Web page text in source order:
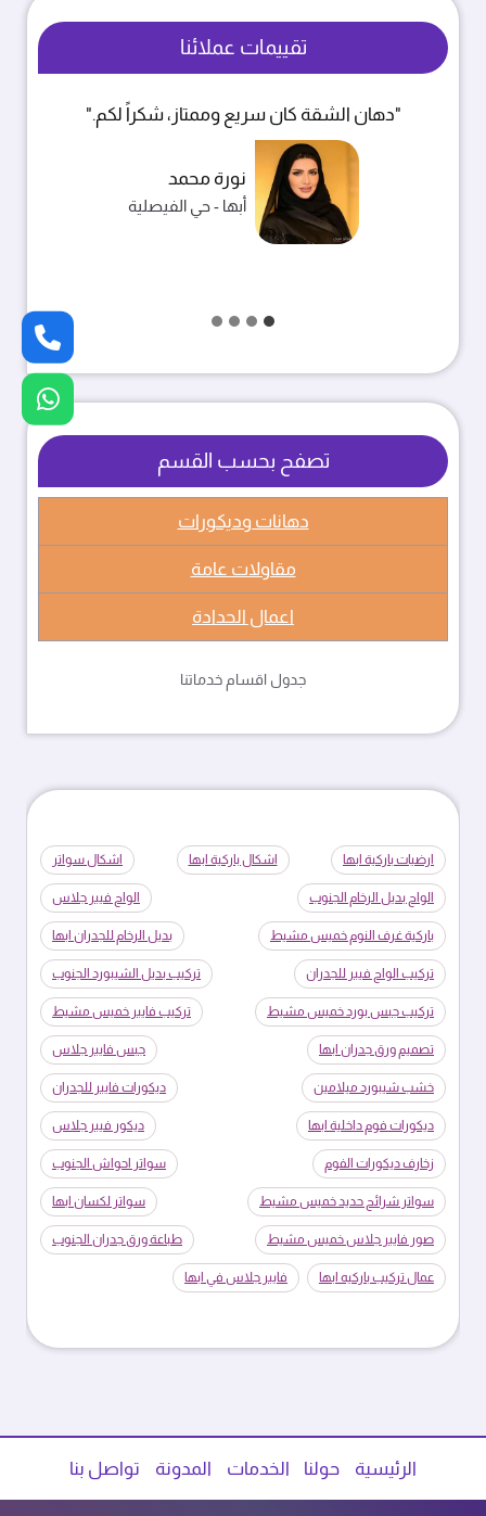
تقييمات عملائنا
"الشغل نظيف والأسعار مناسبة، انصح فيهم."
خالد بن فهد
خميس مشيط - حي الربوة
تصفح بحسب القسم
دهانات وديكورات
مقاولات عامة
اعمال الحدادة
جدول اقسام خدماتنا
ارضيات باركية ابها اشكال باركية ابها اشكال سواتر
الواح بديل الرخام الجنوب الواح فيبر جلاس
باركية غرف النوم خميس مشيط بديل الرخام للجدران ابها
تركيب الواح فيبر للجدران تركيب بديل الشيبورد الجنوب
تركيب جبس بورد خميس مشيط تركيب فايبر خميس مشيط
تصميم ورق جدران ابها جبس فايبر جلاس
خشب شيبورد ميلامين ديكورات فايبر للجدران
ديكورات فوم داخلية ابها ديكور فيبر جلاس
زخارف ديكورات الفوم سواتر احواش الجنوب
سواتر شرائح حديد خميس مشيط سواتر لكسان ابها
صور فايبر جلاس خميس مشيط طباعة ورق جدران الجنوب
عمال تركيب باركيه ابها فايبر جلاس في ابها
الرئيسية حولنا الخدمات المدونة تواصل بنا